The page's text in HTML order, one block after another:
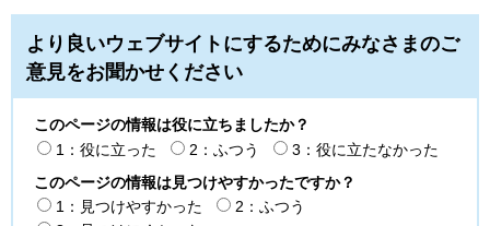
より良いウェブサイトにするためにみなさまのご
意見をお聞かせください
このページの情報は役に立ちましたか？
1：役に立った
2：ふつう
3：役に立たなかった
このページの情報は見つけやすかったですか？
1：見つけやすかった
2：ふつう